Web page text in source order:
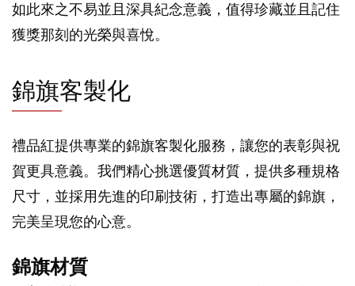
如此來之不易並且深具紀念意義，值得珍藏並且記住
獲獎那刻的光榮與喜悅。
錦旗客製化
禮品紅提供專業的錦旗客製化服務，讓您的表彰與祝
賀更具意義。我們精心挑選優質材質，提供多種規格
尺寸，並採用先進的印刷技術，打造出專屬的錦旗，
完美呈現您的心意。
錦旗材質